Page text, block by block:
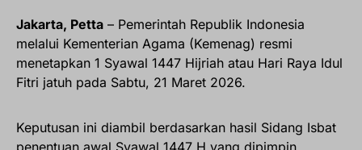
Jakarta, Petta – Pemerintah Republik Indonesia
melalui Kementerian Agama (Kemenag) resmi
menetapkan 1 Syawal 1447 Hijriah atau Hari Raya Idul
Fitri jatuh pada Sabtu, 21 Maret 2026.
Keputusan ini diambil berdasarkan hasil Sidang Isbat
penentuan awal Syawal 1447 H yang dipimpin